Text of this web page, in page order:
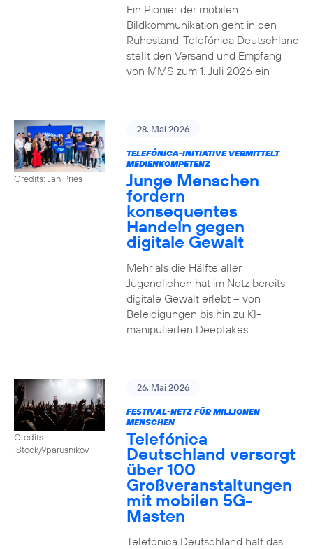
Ein Pionier der mobilen
Bildkommunikation geht in den
Ruhestand: Telefónica Deutschland
stellt den Versand und Empfang
von MMS zum 1. Juli 2026 ein
Credits: Jan Pries
28. Mai 2026
TELEFÓNICA-INITIATIVE VERMITTELT
MEDIENKOMPETENZ
Junge Menschen
fordern
konsequentes
Handeln gegen
digitale Gewalt
Mehr als die Hälfte aller
Jugendlichen hat im Netz bereits
digitale Gewalt erlebt – von
Beleidigungen bis hin zu KI-
manipulierten Deepfakes
Credits:
iStock/9parusnikov
26. Mai 2026
FESTIVAL-NETZ FÜR MILLIONEN
MENSCHEN
Telefónica
Deutschland versorgt
über 100
Großveranstaltungen
mit mobilen 5G-
Masten
Telefónica Deutschland hält das